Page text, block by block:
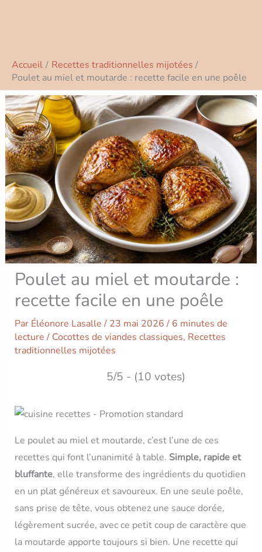
Accueil
Recettes traditionnelles mijotées
Poulet au miel et moutarde : recette facile en une poêle
Poulet au miel et moutarde :
recette facile en une poêle
Par Éléonore Lasalle / 23 mai 2026 / 6 minutes de
lecture / Cocottes de viandes classiques, Recettes
traditionnelles mijotées
5/5 - (10 votes)
Le poulet au miel et moutarde, c’est l’une de ces
recettes qui font l’unanimité à table. Simple, rapide et
bluffante, elle transforme des ingrédients du quotidien
en un plat généreux et savoureux. En une seule poêle,
sans prise de tête, vous obtenez une sauce dorée,
légèrement sucrée, avec ce petit coup de caractère que
la moutarde apporte toujours si bien. Une recette qui